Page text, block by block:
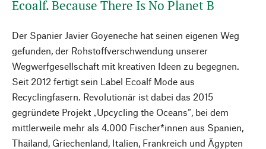
Ecoalf. Because There Is No Planet B
Der Spanier Javier Goyeneche hat seinen eigenen Weg
gefunden, der Rohstoffverschwendung unserer
Wegwerfgesellschaft mit kreativen Ideen zu begegnen.
Seit 2012 fertigt sein Label Ecoalf Mode aus
Recyclingfasern. Revolutionär ist dabei das 2015
gegründete Projekt „Upcycling the Oceans“, bei dem
mittlerweile mehr als 4.000 Fischer*innen aus Spanien,
Thailand, Griechenland, Italien, Frankreich und Ägypten